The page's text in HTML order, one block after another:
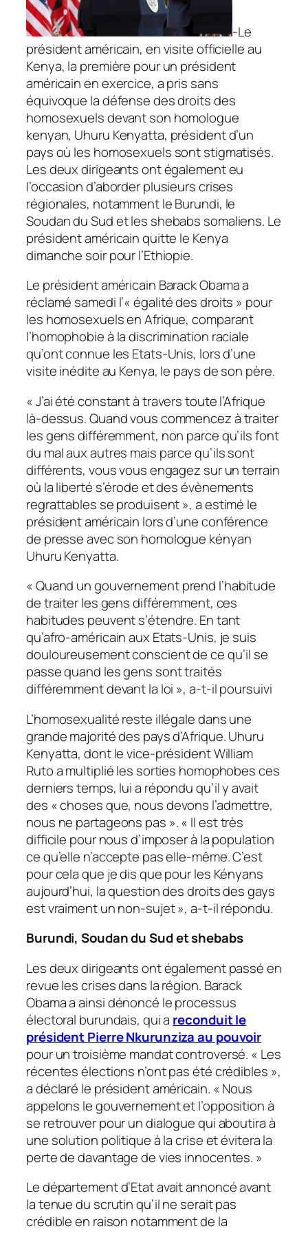
-Le
président américain, en visite officielle au
Kenya, la première pour un président
américain en exercice, a pris sans
équivoque la défense des droits des
homosexuels devant son homologue
kenyan, Uhuru Kenyatta, président d’un
pays où les homosexuels sont stigmatisés.
Les deux dirigeants ont également eu
l’occasion d’aborder plusieurs crises
régionales, notamment le Burundi, le
Soudan du Sud et les shebabs somaliens. Le
président américain quitte le Kenya
dimanche soir pour l’Ethiopie.
Le président américain Barack Obama a
réclamé samedi l’«égalité des droits » pour
les homosexuels en Afrique, comparant
l’homophobie à la discrimination raciale
qu’ont connue les Etats-Unis, lors d’une
visite inédite au Kenya, le pays de son père.
«J’ai été constant à travers toute l’Afrique
là-dessus. Quand vous commencez à traiter
les gens différemment, non parce qu’ils font
du mal aux autres mais parce qu’ils sont
différents, vous vous engagez sur un terrain
où la liberté s’érode et des évènements
regrattables se produisent», a estimé le
président américain lors d’une conférence
de presse avec son homologue kényan
Uhuru Kenyatta.
«Quand un gouvernement prend l’habitude
de traiter les gens différemment, ces
habitudes peuvent s’étendre. En tant
qu’afro-américain aux Etats-Unis, je suis
douloureusement conscient de ce qu’il se
passe quand les gens sont traités
différemment devant la loi », a-t-il poursuivi
L’homosexualité reste illégale dans une
grande majorité des pays d’Afrique. Uhuru
Kenyatta, dont le vice-président William
Ruto a multiplié les sorties homophobes ces
derniers temps, lui a répondu qu’il y avait
des «choses que, nous devons l’admettre,
nous ne partageons pas ». « Il est très
difficile pour nous d’imposer à la population
ce qu’elle n’accepte pas elle-même. C’est
pour cela que je dis que pour les Kényans
aujourd’hui, la question des droits des gays
est vraiment un non-sujet», a-t-il répondu.
Burundi, Soudan du Sud et shebabs
Les deux dirigeants ont également passé en
revue les crises dans la région. Barack
Obama a ainsi dénoncé le processus
électoral burundais, qui a reconduit le
président Pierre Nkurunziza au pouvoir
pour un troisième mandat controversé. « Les
récentes élections n’ont pas été crédibles »,
a déclaré le président américain. «Nous
appelons le gouvernement et l’opposition à
se retrouver pour un dialogue qui aboutira à
une solution politique à la crise et évitera la
perte de davantage de vies innocentes. »
Le département d’Etat avait annoncé avant
la tenue du scrutin qu’il ne serait pas
crédible en raison notamment de la